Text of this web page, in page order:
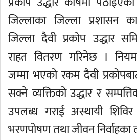
जिल्लाका जिल्ला प्रशासन
जिल्ला दैवी प्रकोप उद्धार
राहत वितरण गरिनेछ ।
जम्मा भएको रकम दैवी
सक्ने व्यक्तिको उद्धार र
उपलब्ध गराई अस्थायी
भरणपोषण तथा जीवन निर्वाहका